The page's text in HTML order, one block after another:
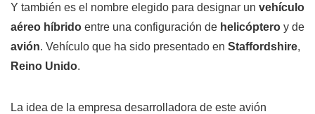
Y también es el nombre elegido para designar un vehículo
aéreo híbrido entre una configuración de helicóptero y de
avión. Vehículo que ha sido presentado en Staffordshire,
Reino Unido.
La idea de la empresa desarrolladora de este avión